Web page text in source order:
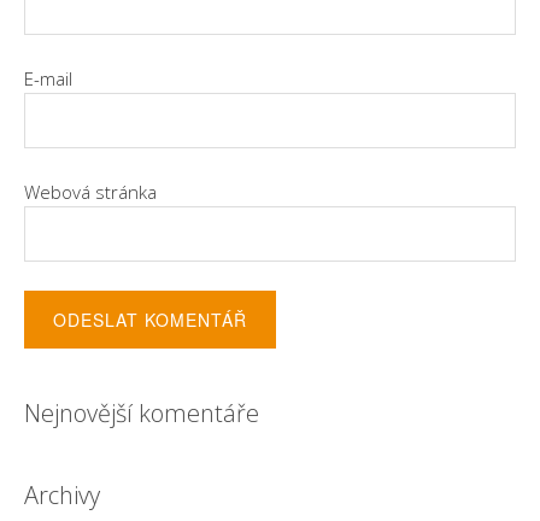
E-mail
Webová stránka
Nejnovější komentáře
Archivy